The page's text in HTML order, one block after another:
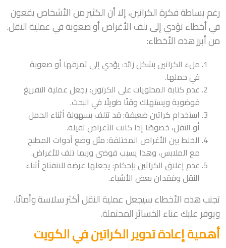
رغم بساطة فكرة الكراتين، إلا أن الكثير من الأشخاص يقعون
في أخطاء تؤدي إلى تلف الأغراض أو صعوبة في عملية النقل.
من أبرز هذه الأخطاء:
ملء الكراتين بشكل زائد: يؤدي إلى تمزقها أو صعوبة
في حملها.
عدم كتابة المحتويات على الكرتون: يجعل عملية التفريغ
فوضوية ويستهلك وقتًا طويلًا في البحث.
استخدام كراتين ضعيفة: قد تتلف بسهولة أثناء الحمل
أو النقل، خصوصًا إذا كانت الأغراض ثقيلة.
الخلط بين الأغراض المختلفة: مثل وضع أدوات المطبخ
مع الملابس، وهذا يسبب فوضى وربما تلف للأغراض.
عدم إغلاق الكراتين بإحكام: يجعلها عرضة للانفتاح أثناء
النقل وفقدان بعض الأشياء.
تجنب هذه الأخطاء سيجعل عملية النقل أكثر سلاسة وأمانًا،
ويوفر عليك عناء الخسائر المحتملة.
أهمية إعادة تدوير الكراتين في الكويت